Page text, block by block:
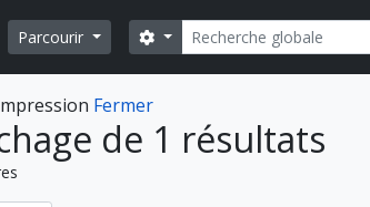
Parcourir Rechercher
Search options
Fermer
de 1 résultats